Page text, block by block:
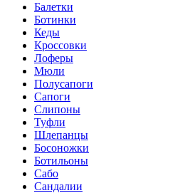
Балетки
Ботинки
Кеды
Кроссовки
Лоферы
Мюли
Полусапоги
Сапоги
Слипоны
Туфли
Шлепанцы
Босоножки
Ботильоны
Сабо
Сандалии